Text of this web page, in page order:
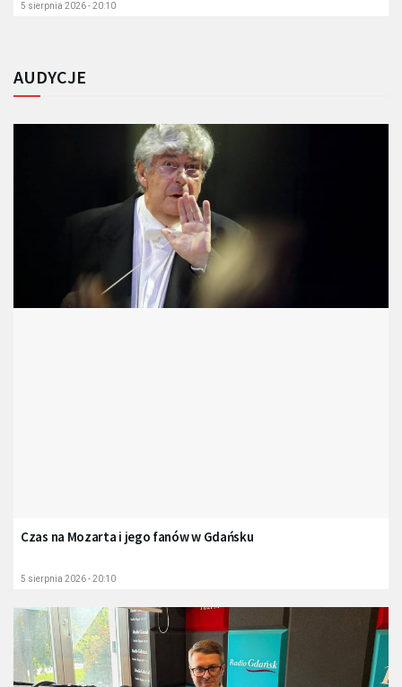
5 sierpnia 2026 - 20:10
AUDYCJE
Czas na Mozarta i jego fanów w Gdańsku
5 sierpnia 2026 - 20:10